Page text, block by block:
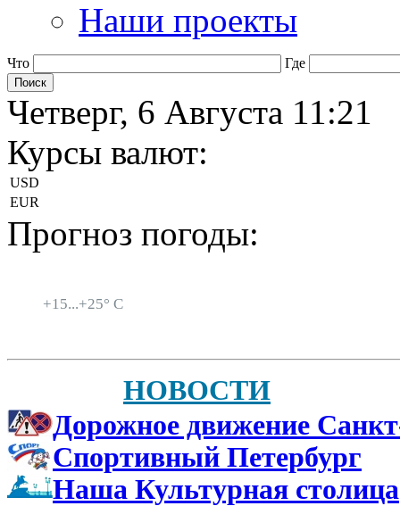
Наши проекты
Что Где
Четверг, 6 Августа 11:21
Курсы валют:
USD
EUR
Прогноз погоды:
+15...+25° C
НОВОСТИ
Дорожное движение
Спортивный Петербург
Наша Культурная столица